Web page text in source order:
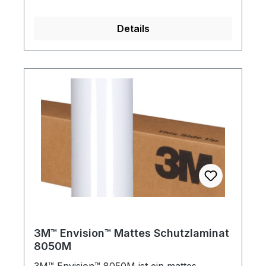
Durch seine flexiblen Eigenschaften passt
Kurven und flache Untergründe an. Es ist
frei von PVC und lösemittelhaltigen
Klebstoffen, was bedeutet, dass es keine
Auswirkungen auf die Umwelt hat.
Details
3M™ Envision™ Mattes Schutzlaminat
8050M